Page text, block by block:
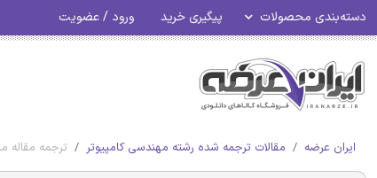
دسته‌بندی محصولات پیگیری خرید ورود / عضویت
ایران عرضه مقالات ترجمه شده رشته مهندسی کامپیوتر ترجمه مقاله